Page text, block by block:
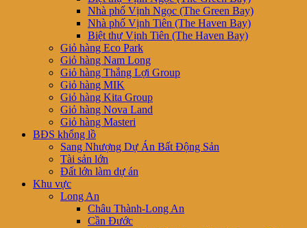
Nhà phố Vịnh Ngọc (The Green Bay)
Nhà phố Vịnh Tiên (The Haven Bay)
Biệt thự Vịnh Tiên (The Haven Bay)
Giỏ hàng Eco Park
Giỏ hàng Nam Long
Giỏ hàng Thắng Lợi Group
Giỏ hàng MIK
Giỏ hàng Kita Group
Giỏ hàng Nova Land
Giỏ hàng Masteri
BĐS khổng lồ
Sang Nhượng Dự Án Bất Động Sản
Tài sản lớn
Đất lớn làm dự án
Khu vực
Long An
Châu Thành-Long An
Cần Đước